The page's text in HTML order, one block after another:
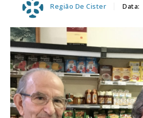
Região De Cister Data: